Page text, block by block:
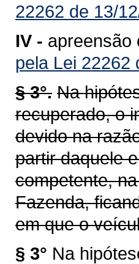
22262 de 13/
IV - apreensão
pela Lei 22262
§ 3°. Na
recuperado, o
devido na
partir daquele
competente,
Fazenda,
em que o
§ 3° Na